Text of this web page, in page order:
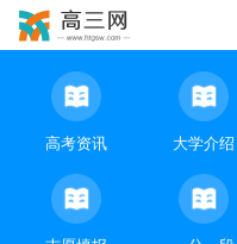
高考资讯 大学介绍